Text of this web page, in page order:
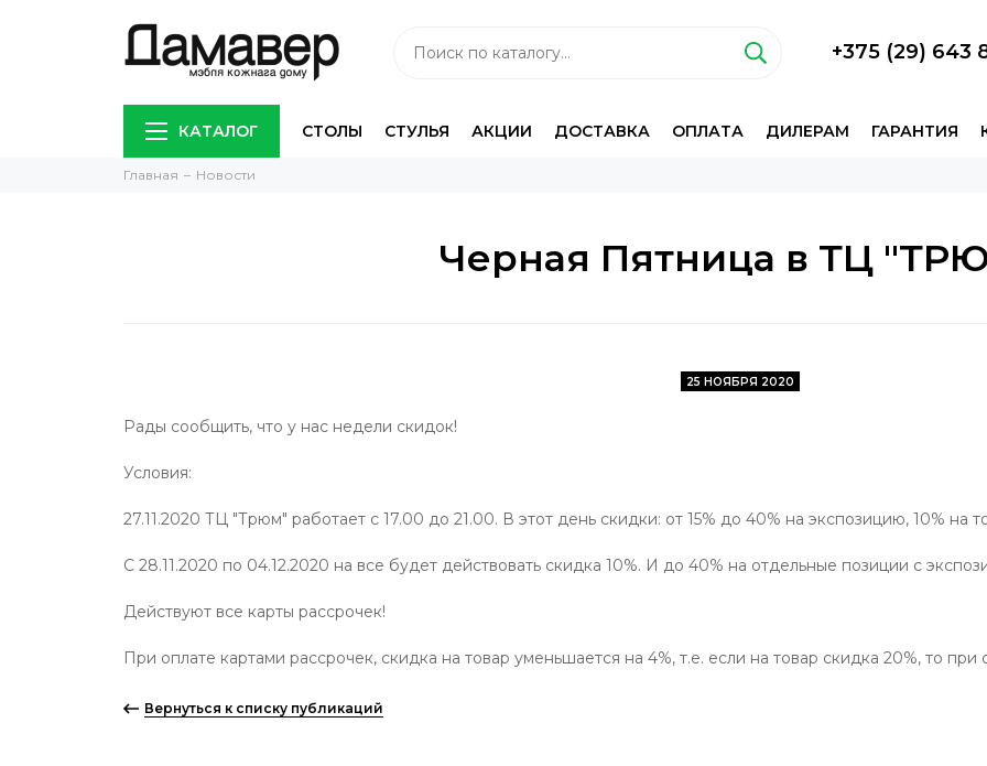
+375 (29) 643
КАТАЛОГ СТОЛЫ СТУЛЬЯ АКЦИИ ДОСТАВКА ОПЛАТА ДИЛЕРАМ ГАРАНТИЯ
Главная Новости
Черная Пятница в ТЦ
25 НОЯБРЯ 2020
Рады сообщить, что у нас недели скидок!
Условия:
27.11.2020 ТЦ "Трюм" работает с 17.00 до 21.00. В этот день скидки: от 15% до 40% на экспозицию, 10% на
С 28.11.2020 по 04.12.2020 на все будет действовать скидка 10%. И до 40% на отдельные позиции с
Действуют все карты рассрочек!
При оплате картами рассрочек, скидка на товар уменьшается на 4%, т.е. если на товар скидка 20%, то при
Вернуться к списку публикаций